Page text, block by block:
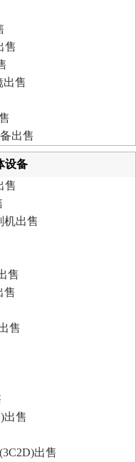
售
出售
出售
设备
售
机出售
售
售
售
出售
出售